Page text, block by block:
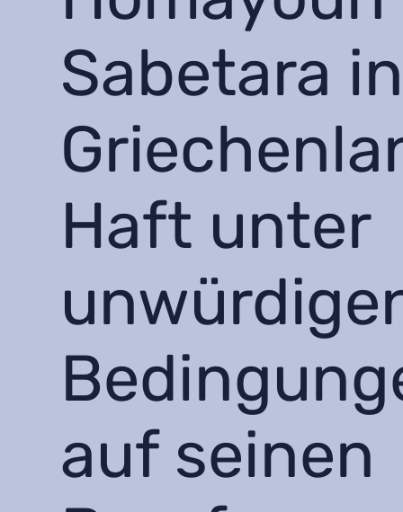
Sabetara in
Haft unter
auf seinen